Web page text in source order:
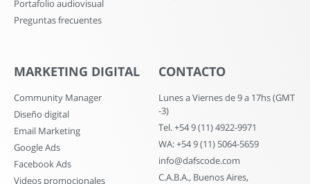
Portafolio audiovisual
Preguntas frecuentes
MARKETING DIGITAL
Community Manager
Diseño digital
Email Marketing
Google Ads
Facebook Ads
Videos promocionales
CONTACTO
Lunes a Viernes de 9 a 17hs (GMT
-3)
Tel. +54 9 (11) 4922-9971
WA: +54 9 (11) 5064-5659
info@dafscode.com
C.A.B.A., Buenos Aires,